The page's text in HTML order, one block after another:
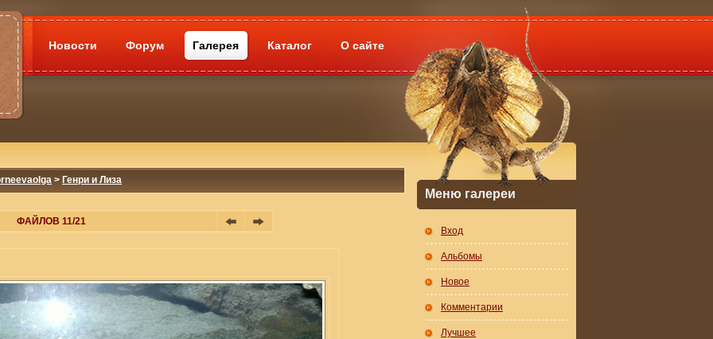
Новости Форум Галерея Каталог О сайте
> Генри и Лиза
ФАЙЛОВ 11/21
Меню галереи
Вход
Альбомы
Новое
Комментарии
Лучшее